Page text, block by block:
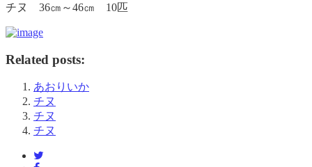
チヌ 36㎝～46㎝ 10匹
Related posts:
あおりいか
チヌ
チヌ
チヌ